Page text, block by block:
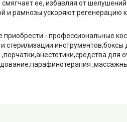
ее, избавляя от
и рамнозы ускоряют регенерацию
приобрести - профессиональные
стерилизации инструментов,боксы
для